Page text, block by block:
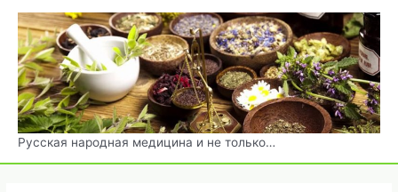
Перейти
содержимому
Русская народная медицина и не только…